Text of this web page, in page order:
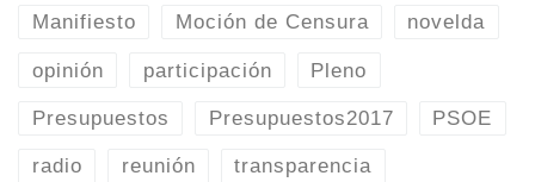
Manifiesto Moción de Censura novelda
opinión participación Pleno
Presupuestos Presupuestos2017 PSOE
radio reunión transparencia